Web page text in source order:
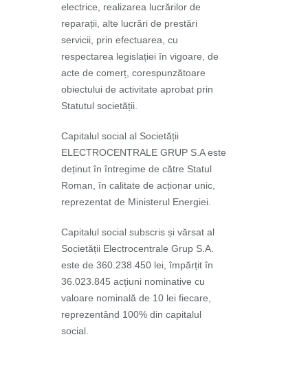
electrice, realizarea lucrărilor de
reparații, alte lucrări de prestări
servicii, prin efectuarea, cu
respectarea legislației în vigoare, de
acte de comerț, corespunzătoare
obiectului de activitate aprobat prin
Statutul societății.
Capitalul social al Societății
ELECTROCENTRALE GRUP S.A este
deținut în întregime de către Statul
Roman, în calitate de acționar unic,
reprezentat de Ministerul Energiei.
Capitalul social subscris și vărsat al
Societății Electrocentrale Grup S.A.
este de 360.238.450 lei, împărțit în
36.023.845 acțiuni nominative cu
valoare nominală de 10 lei fiecare,
reprezentând 100% din capitalul
social.